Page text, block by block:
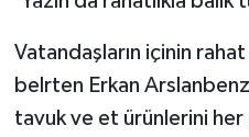
Vatandaşların içinin
belrten Erkan
tavuk ve et ürünlerini